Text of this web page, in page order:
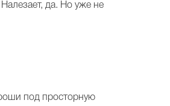
да. Но уже не
под просторную